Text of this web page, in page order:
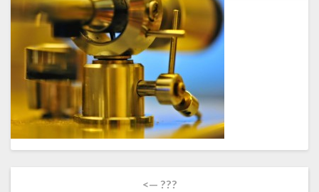
<— ???